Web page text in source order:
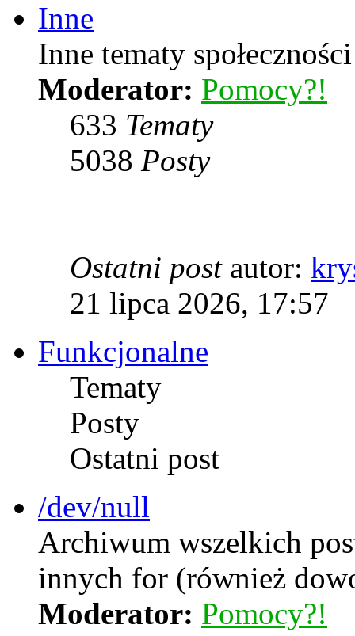
Inne
Inne tematy
Moderator: Pomocy?!
633 Tematy
5038 Posty
Ostatni postautor:
21 lipca 2026, 17:57
Funkcjonalne
Tematy
Posty
Ostatni post
/dev/null
Archiwum wszelkich
innych for (również
Moderator: Pomocy?!